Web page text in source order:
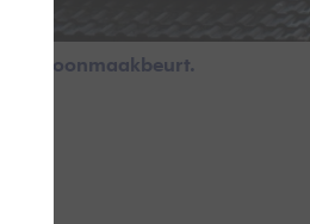
schoonmaakbeurt.